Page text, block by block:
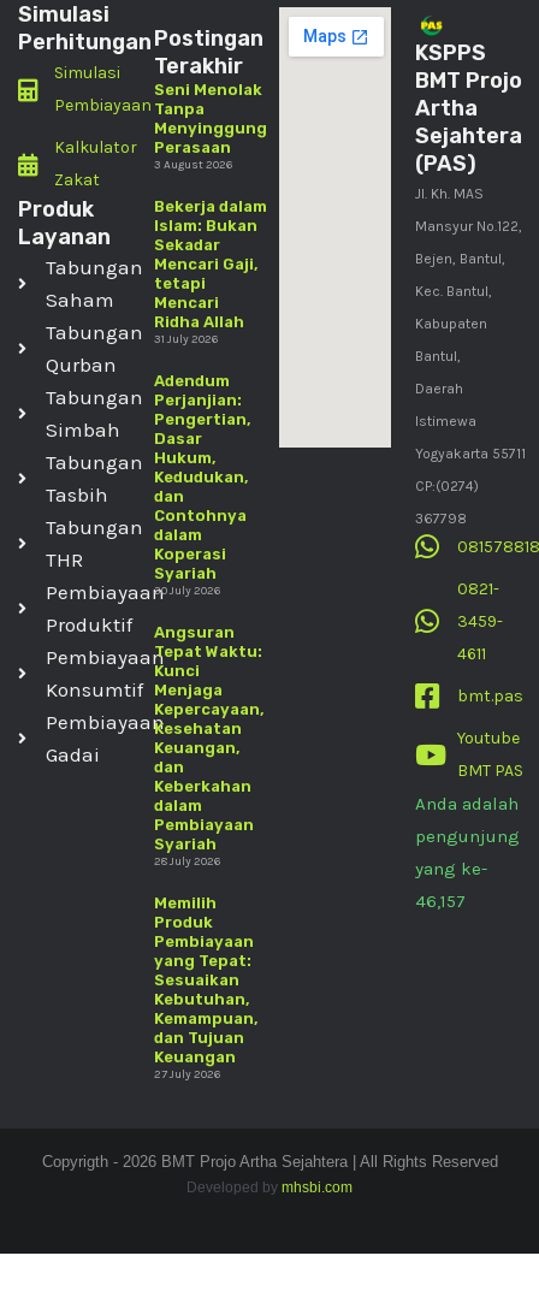
Simulasi
Perhitungan
Simulasi
Pembiayaan
Kalkulator
Zakat
Produk
Layanan
Tabungan
Saham
Tabungan
Qurban
Tabungan
Simbah
Tabungan
Tasbih
Tabungan
THR
Pembiayaan
Produktif
Pembiayaan
Konsumtif
Pembiayaan
Gadai
Postingan
Terakhir
Seni Menolak
Tanpa
Menyinggung
Perasaan
3 August 2026
Bekerja dalam
Islam: Bukan
Sekadar
Mencari Gaji,
tetapi
Mencari
Ridha Allah
31 July 2026
Adendum
Perjanjian:
Pengertian,
Dasar
Hukum,
Kedudukan,
dan
Contohnya
dalam
Koperasi
Syariah
30 July 2026
Angsuran
Tepat Waktu:
Kunci
Menjaga
Kepercayaan,
Kesehatan
Keuangan,
dan
Keberkahan
dalam
Pembiayaan
Syariah
28 July 2026
Memilih
Produk
Pembiayaan
yang Tepat:
Sesuaikan
Kebutuhan,
Kemampuan,
dan Tujuan
Keuangan
27 July 2026
KSPPS
BMT Projo
Artha
Sejahtera
(PAS)
Jl. Kh. MAS
Mansyur No.122,
Bejen, Bantul,
Kec. Bantul,
Kabupaten
Bantul,
Daerah
Istimewa
Yogyakarta 55711
CP:(0274)
367798
0821-
3459-
4611
bmt.pas
Youtube
BMT PAS
Anda adalah
pengunjung
yang ke-
46,157
Copyrigth - 2026 BMT Projo Artha Sejahtera | All Rights Reserved
Developed by mhsbi.com